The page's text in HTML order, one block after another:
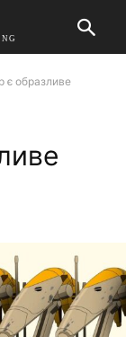
є образливе